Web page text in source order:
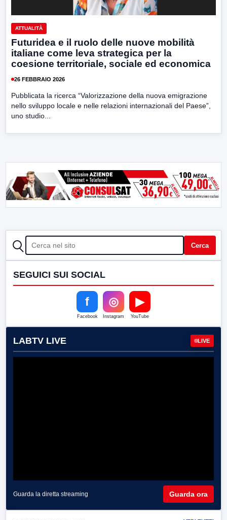
ATTUALITÀ
Futuridea e il ruolo delle nuove mobilità
italiane come leva strategica per la
coesione territoriale, sociale ed economica
26 FEBBRAIO 2026
Pubblicata la ricerca “Valorizzazione della nuova emigrazione
nello sviluppo locale e nelle relazioni internazionali del Paese”,
uno studio...
CERCA Cerca
SEGUICI SUI SOCIAL
f
Facebook
◎
Instagram
▶
YouTube
LABTV LIVE LIVE
Guarda la diretta streaming Guarda ora